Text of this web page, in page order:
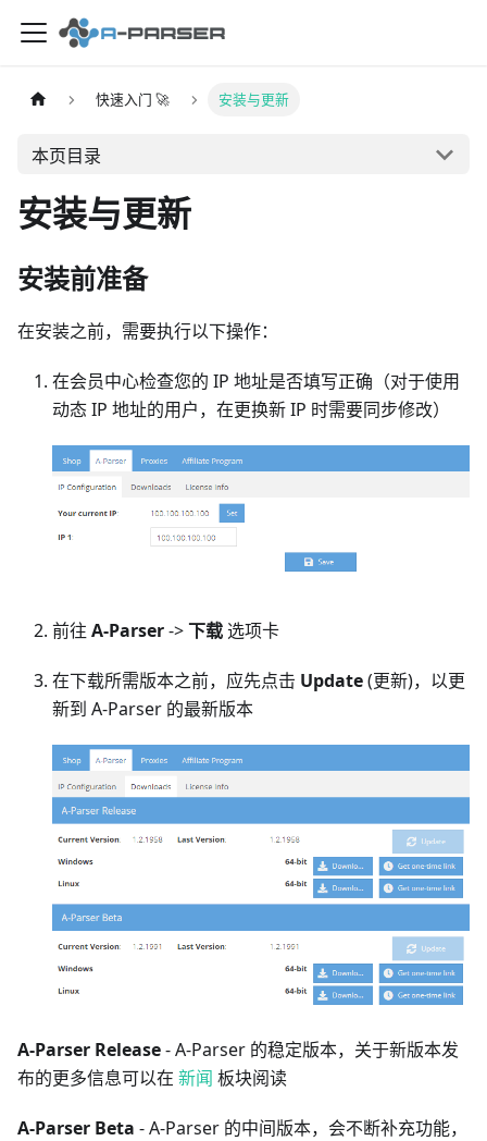
快速入门 🚀 安装与更新
本页目录
安装与更新
安装前准备
在安装之前，需要执行以下操作：
在会员中心检查您的 IP 地址是否填写正确（对于使用
动态 IP 地址的用户，在更换新 IP 时需要同步修改）
前往 A-Parser->下载选项卡
在下载所需版本之前，应先点击 Update(更新)，以更
新到 A-Parser 的最新版本
A-Parser Release- A-Parser 的稳定版本，关于新版本发
布的更多信息可以在 新闻 板块阅读
A-Parser Beta - A-Parser 的中间版本，会不断补充功能，